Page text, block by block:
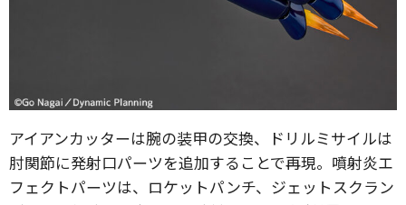
アイアンカッターは腕の装甲の交換、ドリルミサイルは
肘関節に発射口パーツを追加することで再現。噴射炎エ
フェクトパーツは、ロケットパンチ、ジェットスクラン